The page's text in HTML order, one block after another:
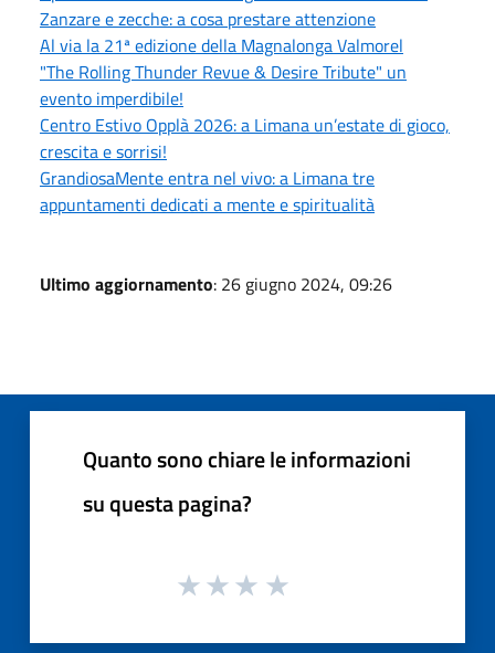
Zanzare e zecche: a cosa prestare attenzione
Al via la 21ª edizione della Magnalonga Valmorel
"The Rolling Thunder Revue & Desire Tribute" un
evento imperdibile!
Centro Estivo Opplà 2026: a Limana un’estate di gioco,
crescita e sorrisi!
GrandiosaMente entra nel vivo: a Limana tre
appuntamenti dedicati a mente e spiritualità
Ultimo aggiornamento: 26 giugno 2024, 09:26
Quanto sono chiare le informazioni
su questa pagina?